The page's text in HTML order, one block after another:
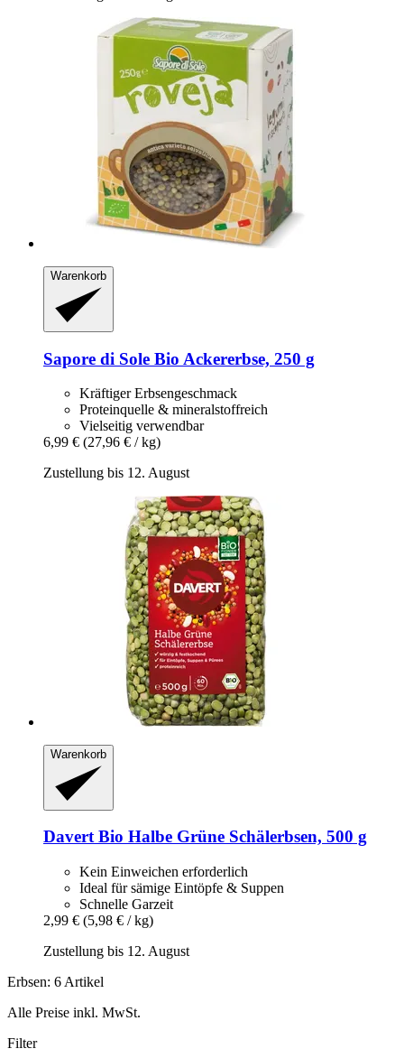
Warenkorb
Sapore di Sole Bio Ackererbse, 250 g
Kräftiger Erbsengeschmack
Proteinquelle & mineralstoffreich
Vielseitig verwendbar
6,99 € (27,96 € / kg)
Zustellung bis 12. August
Warenkorb
DavertBio Halbe Grüne Schälerbsen, 500 g
Kein Einweichen erforderlich
Ideal für sämige Eintöpfe & Suppen
Schnelle Garzeit
2,99 € (5,98 € / kg)
Zustellung bis 12. August
Erbsen: 6 Artikel
Alle Preise inkl. MwSt.
Filter